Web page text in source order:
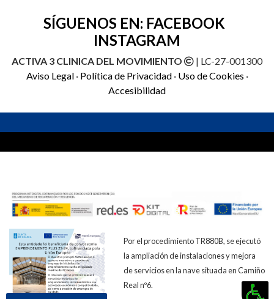
SÍGUENOS EN: FACEBOOK
INSTAGRAM
ACTIVA 3 CLINICA DEL MOVIMIENTO
| LC-27-001300
Aviso Legal· Política de Privacidad· Uso de Cookies ·
Accesibilidad
Por el procedimiento TR880B, se ejecutó
la ampliación de instalaciones y mejora
de servicios en la nave situada en Camiño
Real nº6.